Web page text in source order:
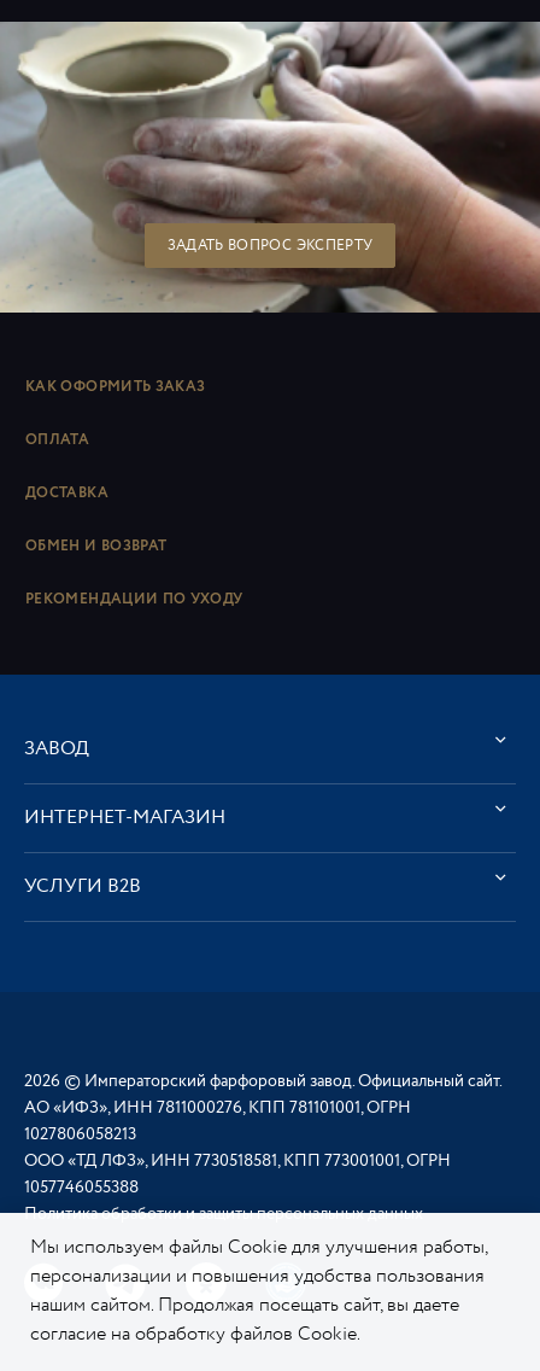
ЗАДАТЬ ВОПРОС ЭКСПЕРТУ
КАК ОФОРМИТЬ ЗАКАЗ
ОПЛАТА
ДОСТАВКА
ОБМЕН И ВОЗВРАТ
РЕКОМЕНДАЦИИ ПО УХОДУ
ЗАВОД
ИНТЕРНЕТ-МАГАЗИН
УСЛУГИ В2В
2026 © Императорский фарфоровый завод. Официальный сайт.
АО «ИФЗ», ИНН 7811000276, КПП 781101001, ОГРН
1027806058213
ООО «ТД ЛФЗ», ИНН 7730518581, КПП 773001001, ОГРН
1057746055388
Политика обработки и защиты персональных данных
Мы используем файлы Cookie для улучшения работы,
персонализации и повышения удобства пользования
нашим сайтом. Продолжая посещать сайт, вы даете
согласие на обработку файлов Cookie.